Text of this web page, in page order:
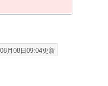
月08日09:04更新